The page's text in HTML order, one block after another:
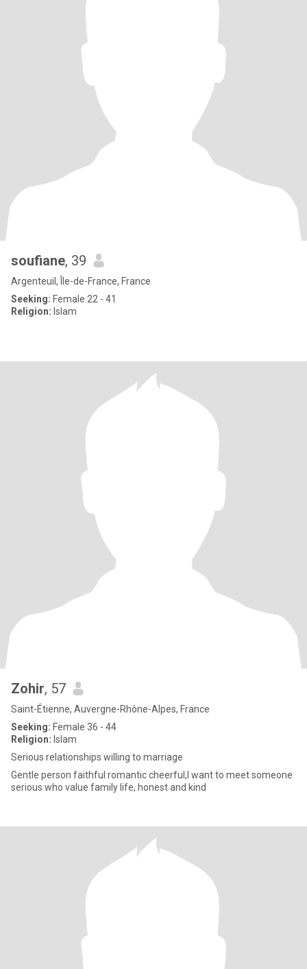
soufiane, 39
Argenteuil, Île-de-France, France
Seeking: Female 22 - 41
Religion: Islam
Zohir, 57
Saint-Étienne, Auvergne-Rhône-Alpes, France
Seeking: Female 36 - 44
Religion: Islam
Serious relationships willing to marriage
Gentle person faithful romantic cheerful,I want to meet someone
serious who value family life, honest and kind